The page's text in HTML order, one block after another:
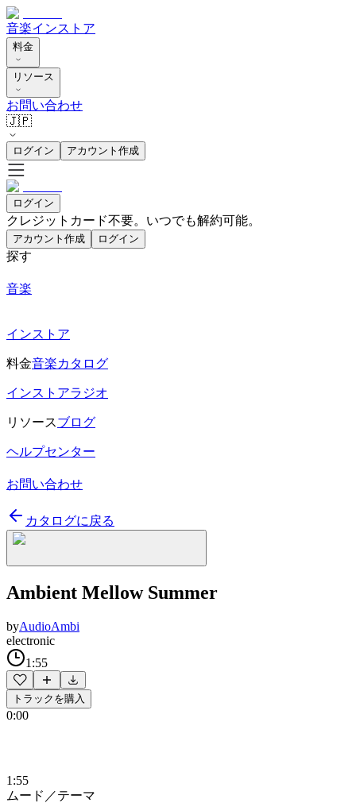
音楽インストア
料金
リソース
お問い合わせ
🇯🇵
ログイン アカウント作成
ログイン
クレジットカード不要。いつでも解約可能。
アカウント作成 ログイン
探す
音楽
インストア
料金音楽カタログ
インストアラジオ
リソースブログ
ヘルプセンター
お問い合わせ
カタログに戻る
Ambient Mellow Summer
byAudioAmbi
electronic
1:55
トラックを購入
0:00
1:55
ムード／テーマ